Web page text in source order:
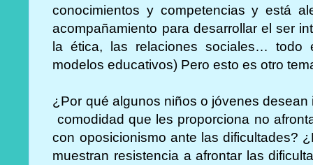
conocimientos y competencias y está
acompañamiento para desarrollar el ser
la ética, las relaciones sociales… todo
modelos educativos) Pero esto es otro
¿Por qué algunos niños o jóvenes
comodidad que les proporciona no
con oposicionismo ante las dificultades?
muestran resistencia a afrontar las